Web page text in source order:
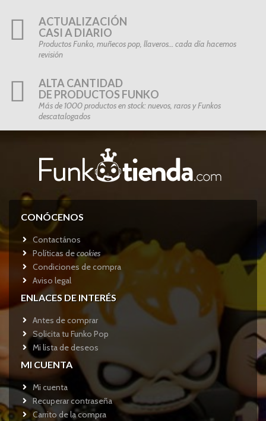
ACTUALIZACIÓN
CASI A DIARIO
Productos Funko, muñecos pop, llaveros… cada día hacemos
revisión
ALTA CANTIDAD
DE PRODUCTOS FUNKO
Más de 1000 productos en stock: nuevos, raros y Funkos
descatalogados
CONÓCENOS
Contactános
Políticas decookies
Condiciones de compra
Aviso legal
ENLACES DE INTERÉS
Antes de comprar
Solicita tu Funko Pop
Mi lista de deseos
MI CUENTA
Mi cuenta
Recuperar contraseña
Carrito de la compra